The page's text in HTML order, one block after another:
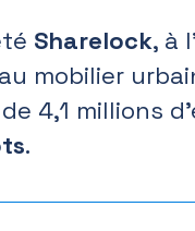
Sharelock, à
mobilier
4,1 millions
.